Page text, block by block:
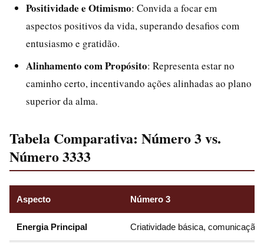
Positividade e Otimismo: Convida a focar em
aspectos positivos da vida, superando desafios com
entusiasmo e gratidão.
Alinhamento com Propósito: Representa estar no
caminho certo, incentivando ações alinhadas ao plano
superior da alma.
Tabela Comparativa: Número 3 vs.
Número 3333
Aspecto Número 3
Energia Principal Criatividade básica, comunicação